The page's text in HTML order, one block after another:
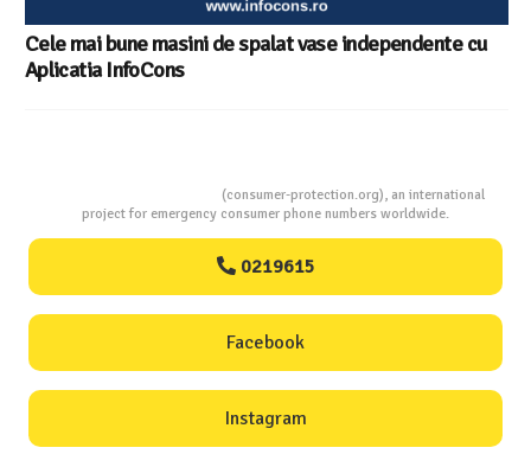
(consumer-protection.org), an international
project for emergency consumer phone numbers worldwide.
0219615
Facebook
Instagram